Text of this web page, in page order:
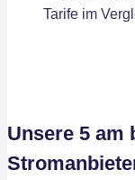
Unsere 5 am